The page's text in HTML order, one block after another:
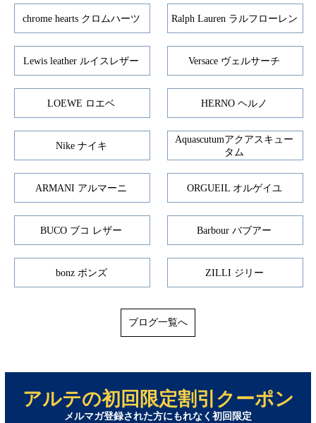
chrome hearts クロムハーツ Ralph Lauren ラルフローレン
Lewis leather ルイスレザー Versace ヴェルサーチ
LOEWE ロエベ HERNO ヘルノ
Nike ナイキ
Aquascutumアクアスキュー
タム
ARMANI アルマーニ ORGUEIL オルゲイユ
BUCO ブコ レザー Barbour バブアー
bonz ボンズ ZILLI ジリー
ブログ一覧へ
アルテの初回限定割引クーポン
メルマガ登録された方にもれなく初回限定